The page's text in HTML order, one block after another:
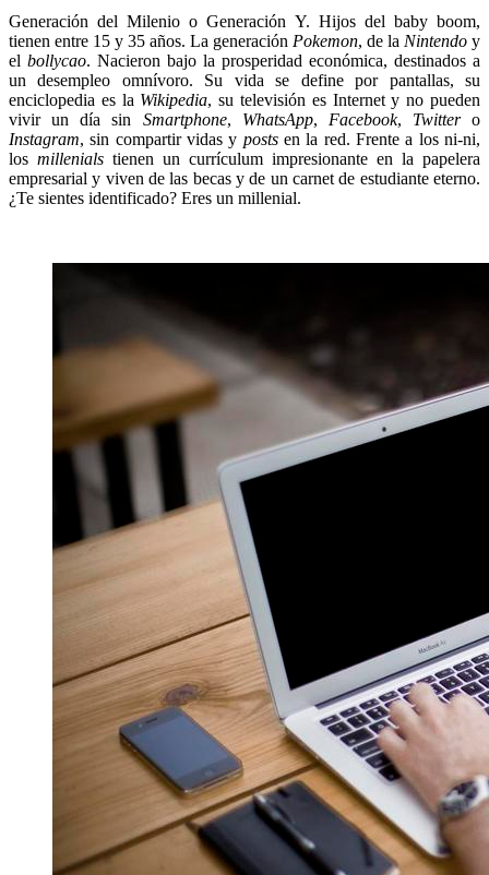
Generación del Milenio o Generación Y. Hijos del baby boom,
tienen entre 15 y 35 años. La generación Pokemon, de la Nintendo y
el bollycao. Nacieron bajo la prosperidad económica, destinados a
un desempleo omnívoro. Su vida se define por pantallas, su
enciclopedia es la Wikipedia, su televisión es Internet y no pueden
vivir un día sin Smartphone, WhatsApp, Facebook, Twittero
Instagram, sin compartir vidas y postsen la red. Frente a los ni-ni,
los millenials tienen un currículum impresionante en la papelera
empresarial y viven de las becas y de un carnet de estudiante eterno.
¿Te sientes identificado? Eres un millenial.